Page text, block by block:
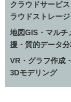
クラウドサービ
ラウドストレー
地図GIS・マルチ
援・質的データ
VR・グラフ作成
3Dモデリング